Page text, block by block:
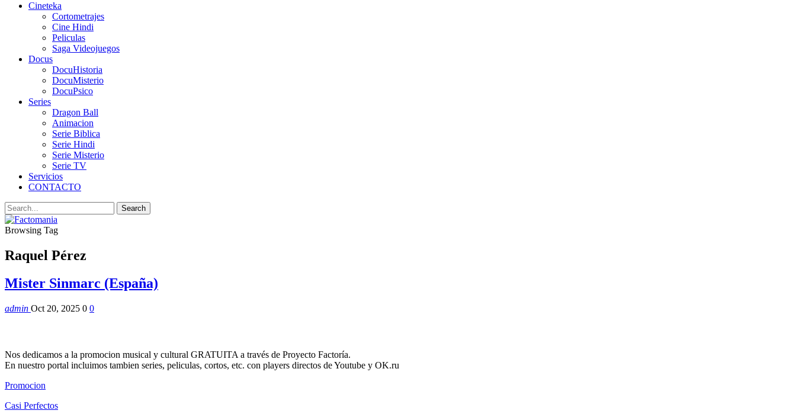
Cineteka
Cortometrajes
Cine Hindi
Peliculas
Saga Videojuegos
Docus
DocuHistoria
DocuMisterio
DocuPsico
Series
Dragon Ball
Animacion
Serie Biblica
Serie Hindi
Serie Misterio
Serie TV
Servicios
CONTACTO
Browsing Tag
Raquel Pérez
Mister Sinmarc (España)
admin Oct 20, 2025 0 0
Nos dedicamos a la promocion musical y cultural GRATUITA a través de Proyecto Factoría.
En nuestro portal incluimos tambien series, peliculas, cortos, etc. con players directos de Youtube y OK.ru
Promocion
Casi Perfectos